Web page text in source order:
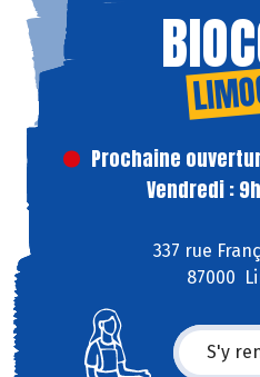
Prochaine
Vendredi :
337 rue
87000
S'y